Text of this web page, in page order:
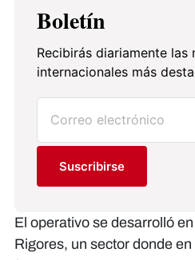
Boletín
Recibirás diariamente las
internacionales más
Suscribirse
El operativo se desarrolló
Rigores, un sector donde